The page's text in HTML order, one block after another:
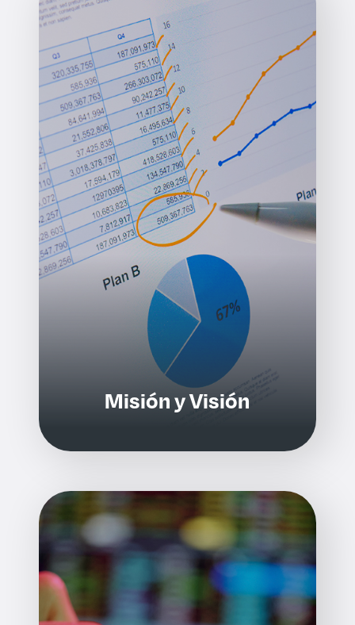
Misión y Visión